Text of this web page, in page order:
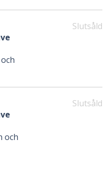
Slutsåld
och
Slutsåld